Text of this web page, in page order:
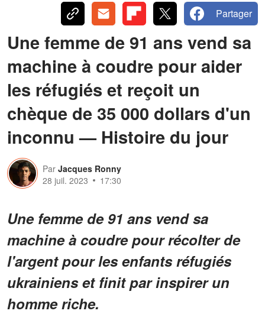
Partager
Une femme de 91 ans vend sa
machine à coudre pour aider
les réfugiés et reçoit un
chèque de 35 000 dollars d'un
inconnu — Histoire du jour
Par Jacques Ronny
28 juil. 2023
17:30
Une femme de 91 ans vend sa
machine à coudre pour récolter de
l'argent pour les enfants réfugiés
ukrainiens et finit par inspirer un
homme riche.